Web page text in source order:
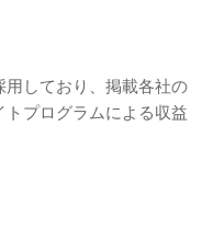
しており、掲載各社の
プログラムによる収益